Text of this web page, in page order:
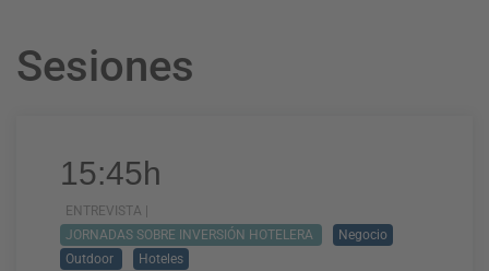
Sesiones
15:45h
ENTREVISTA |
JORNADAS SOBRE INVERSIÓN HOTELERA
Negocio
Outdoor
Hoteles